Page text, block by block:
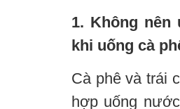
1. Không
khi uống cà
Cà phê và trái
hợp uống